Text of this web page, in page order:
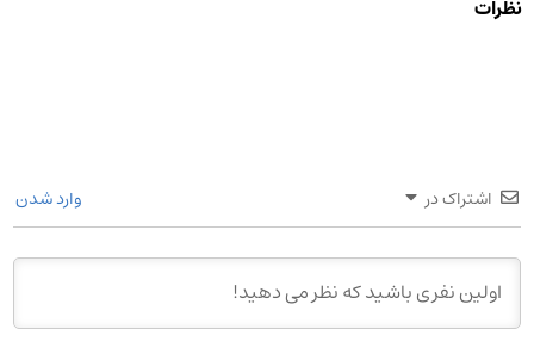
نظرات
اشتراک در وارد شدن